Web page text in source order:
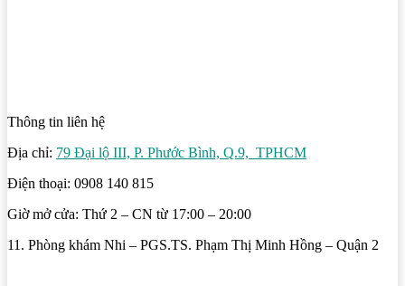
Thông tin liên hệ
Địa chỉ: 79 Đại lộ III, P. Phước Bình, Q.9, TPHCM
Điện thoại: 0908 140 815
Giờ mở cửa: Thứ 2 – CN từ 17:00 – 20:00
11. Phòng khám Nhi – PGS.TS. Phạm Thị Minh Hồng – Quận 2